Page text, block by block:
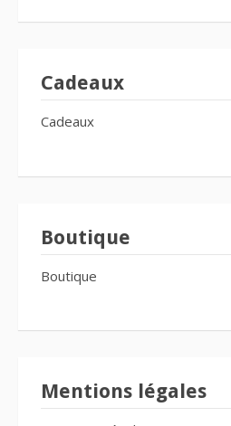
Cadeaux
Cadeaux
Boutique
Boutique
Mentions légales